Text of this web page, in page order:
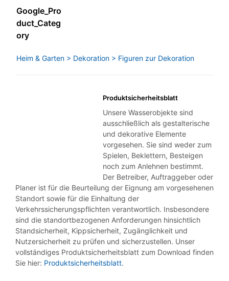
Google_Pro
duct_Categ
ory
Heim & Garten > Dekoration > Figuren zur Dekoration
Produktsicherheitsblatt
Unsere Wasserobjekte sind
ausschließlich als gestalterische
und dekorative Elemente
vorgesehen. Sie sind weder zum
Spielen, Beklettern, Besteigen
noch zum Anlehnen bestimmt.
Der Betreiber, Auftraggeber oder
Planer ist für die Beurteilung der Eignung am vorgesehenen
Standort sowie für die Einhaltung der
Verkehrssicherungspflichten verantwortlich. Insbesondere
sind die standortbezogenen Anforderungen hinsichtlich
Standsicherheit, Kippsicherheit, Zugänglichkeit und
Nutzersicherheit zu prüfen und sicherzustellen. Unser
vollständiges Produktsicherheitsblatt zum Download finden
Sie hier: Produktsicherheitsblatt.